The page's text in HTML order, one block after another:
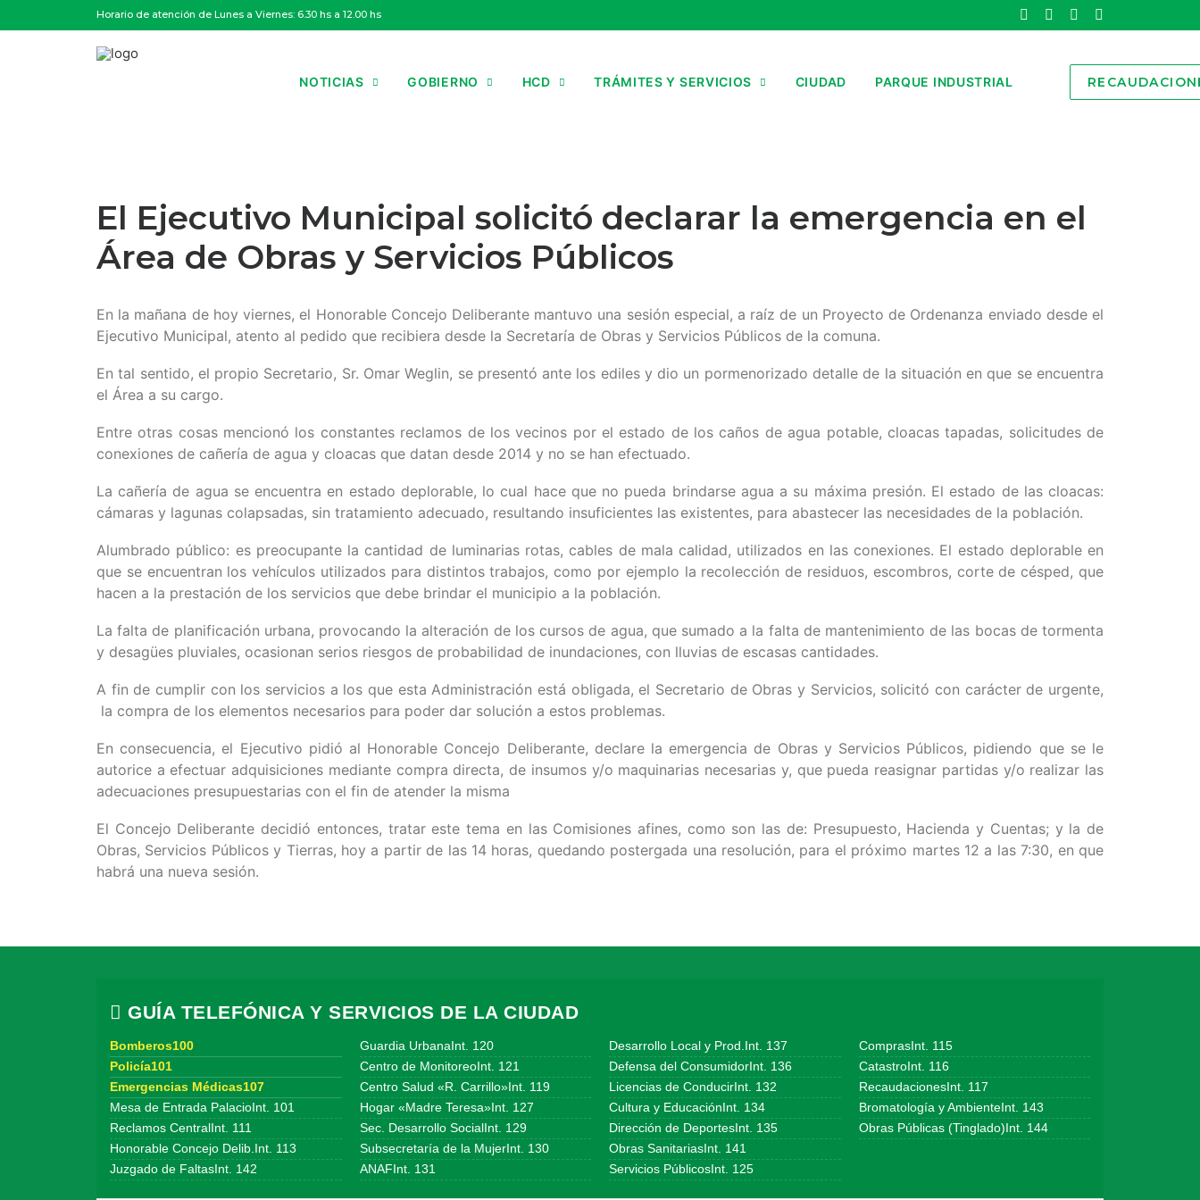
Horario de atención de Lunes a Viernes: 6.30 hs a 12.00 hs
NOTICIAS GOBIERNO HCD TRÁMITES Y SERVICIOS CIUDAD PARQUE INDUSTRIAL
El Ejecutivo Municipal solicitó declarar la emergencia en el
Área de Obras y Servicios Públicos
En la mañana de hoy viernes, el Honorable Concejo Deliberante mantuvo una sesión especial, a raíz de un Proyecto de Ordenanza enviado desde el
Ejecutivo Municipal, atento al pedido que recibiera desde la Secretaría de Obras y Servicios Públicos de la comuna.
En tal sentido, el propio Secretario, Sr. Omar Weglin, se presentó ante los ediles y dio un pormenorizado detalle de la situación en que se encuentra
el Área a su cargo.
Entre otras cosas mencionó los constantes reclamos de los vecinos por el estado de los caños de agua potable, cloacas tapadas, solicitudes de
conexiones de cañería de agua y cloacas que datan desde 2014 y no se han efectuado.
La cañería de agua se encuentra en estado deplorable, lo cual hace que no pueda brindarse agua a su máxima presión. El estado de las cloacas:
cámaras y lagunas colapsadas, sin tratamiento adecuado, resultando insuficientes las existentes, para abastecer las necesidades de la población.
Alumbrado público: es preocupante la cantidad de luminarias rotas, cables de mala calidad, utilizados en las conexiones. El estado deplorable en
que se encuentran los vehículos utilizados para distintos trabajos, como por ejemplo la recolección de residuos, escombros, corte de césped, que
hacen a la prestación de los servicios que debe brindar el municipio a la población.
La falta de planificación urbana, provocando la alteración de los cursos de agua, que sumado a la falta de mantenimiento de las bocas de tormenta
y desagües pluviales, ocasionan serios riesgos de probabilidad de inundaciones, con lluvias de escasas cantidades.
A fin de cumplir con los servicios a los que esta Administración está obligada, el Secretario de Obras y Servicios, solicitó con carácter de urgente,
la compra de los elementos necesarios para poder dar solución a estos problemas.
En consecuencia, el Ejecutivo pidió al Honorable Concejo Deliberante, declare la emergencia de Obras y Servicios Públicos, pidiendo que se le
autorice a efectuar adquisiciones mediante compra directa, de insumos y/o maquinarias necesarias y, que pueda reasignar partidas y/o realizar las
adecuaciones presupuestarias con el fin de atender la misma
El Concejo Deliberante decidió entonces, tratar este tema en las Comisiones afines, como son las de: Presupuesto, Hacienda y Cuentas; y la de
Obras, Servicios Públicos y Tierras, hoy a partir de las 14 horas, quedando postergada una resolución, para el próximo martes 12 a las 7:30, en que
habrá una nueva sesión.
GUÍA TELEFÓNICA Y SERVICIOS DE LA CIUDAD
Bomberos100
Policía101
Emergencias Médicas107
Mesa de Entrada PalacioInt. 101
Reclamos CentralInt. 111
Honorable Concejo Delib.Int. 113
Juzgado de FaltasInt. 142
Guardia UrbanaInt. 120
Centro de MonitoreoInt. 121
Centro Salud «R. Carrillo»Int. 119
Hogar «Madre Teresa»Int. 127
Sec. Desarrollo SocialInt. 129
Subsecretaría de la MujerInt. 130
ANAFInt. 131
Desarrollo Local y Prod.Int. 137
Defensa del ConsumidorInt. 136
Licencias de ConducirInt. 132
Cultura y EducaciónInt. 134
Dirección de DeportesInt. 135
Obras SanitariasInt. 141
Servicios PúblicosInt. 125
ComprasInt. 115
CatastroInt. 116
RecaudacionesInt. 117
Bromatología y AmbienteInt. 143
Obras Públicas (Tinglado)Int. 144